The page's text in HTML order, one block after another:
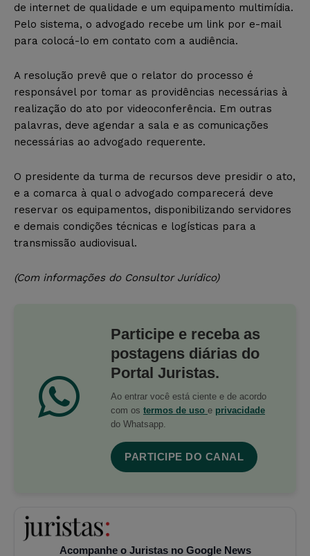
de internet de qualidade e um equipamento multimídia.
Pelo sistema, o advogado recebe um link por e-mail
para colocá-lo em contato com a audiência.
A resolução prevê que o relator do processo é
responsável por tomar as providências necessárias à
realização do ato por videoconferência. Em outras
palavras, deve agendar a sala e as comunicações
necessárias ao advogado requerente.
O presidente da turma de recursos deve presidir o ato,
e a comarca à qual o advogado comparecerá deve
reservar os equipamentos, disponibilizando servidores
e demais condições técnicas e logísticas para a
transmissão audiovisual.
(Com informações do Consultor Jurídico)
Participe e receba as
postagens diárias do
Portal Juristas.
Ao entrar você está ciente e de acordo
com os termos de uso e privacidade
do Whatsapp.
PARTICIPE DO CANAL
Acompanhe o Juristas no Google News